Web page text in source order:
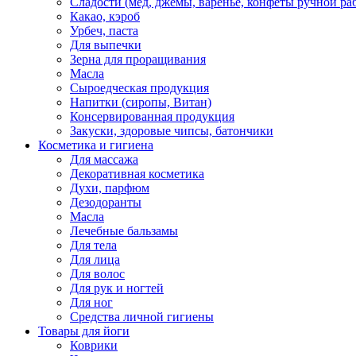
Какао, кэроб
Урбеч, паста
Для выпечки
Зерна для проращивания
Масла
Сыроедческая продукция
Напитки (сиропы, Витан)
Консервированная продукция
Закуски, здоровые чипсы, батончики
Косметика и гигиена
Для массажа
Декоративная косметика
Духи, парфюм
Дезодоранты
Масла
Лечебные бальзамы
Для тела
Для лица
Для волос
Для рук и ногтей
Для ног
Средства личной гигиены
Товары для йоги
Коврики